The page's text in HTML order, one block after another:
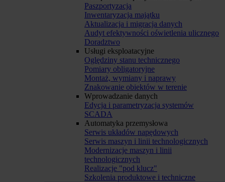
Paszportyzacja
Inwentaryzacja majątku
Aktualizacja i migracja danych
Audyt efektywności oświetlenia ulicznego
Doradztwo
Usługi eksploatacyjne
Oględziny stanu technicznego
Pomiary obligatoryjne
Montaż, wymiany i naprawy
Znakowanie obiektów w terenie
Wprowadzanie danych
Edycja i parametryzacja systemów
SCADA
Automatyka przemysłowa
Serwis układów napędowych
Serwis maszyn i linii technologicznych
Modernizacje maszyn i linii
technologicznych
Realizacje "pod klucz"
Szkolenia produktowe i techniczne